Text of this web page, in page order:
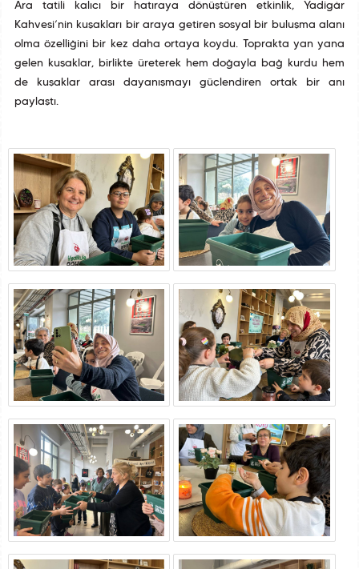
Ara tatili kalıcı bir hatıraya dönüştüren etkinlik, Yadigâr
Kahvesi’nin kuşakları bir araya getiren sosyal bir buluşma alanı
olma özelliğini bir kez daha ortaya koydu. Toprakta yan yana
gelen kuşaklar, birlikte üreterek hem doğayla bağ kurdu hem
de kuşaklar arası dayanışmayı güçlendiren ortak bir anı
paylaştı.